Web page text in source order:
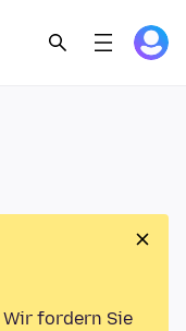
Wir fordern Sie